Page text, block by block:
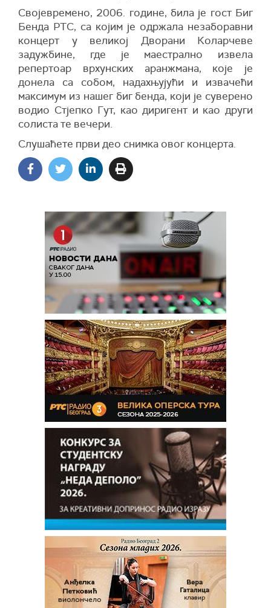
Својевремено, 2006. године, била је гост Биг
Бенда РТС, са којим је одржала незаборавни
концерт у великој Дворани Коларчеве
задужбине, где је маестрално извела
репертоар врхунских аранжмана, које је
донела са собом, надахњујући и извачећи
максимум из нашег биг бенда, који је суверено
водио Стјепко Гут, као диригент и као други
солиста те вечери.
Слушаћете први део снимка овог концерта.